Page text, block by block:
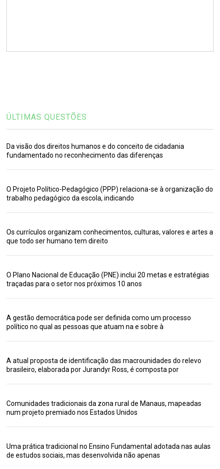
ÚLTIMAS QUESTÕES
Da visão dos direitos humanos e do conceito de cidadania
fundamentado no reconhecimento das diferenças
O Projeto Político-Pedagógico (PPP) relaciona-se à organização do
trabalho pedagógico da escola, indicando
Os currículos organizam conhecimentos, culturas, valores e artes a
que todo ser humano tem direito
O Plano Nacional de Educação (PNE) inclui 20 metas e estratégias
traçadas para o setor nos próximos 10 anos
A gestão democrática pode ser definida como um processo
político no qual as pessoas que atuam na e sobre à
A atual proposta de identificação das macrounidades do relevo
brasileiro, elaborada por Jurandyr Ross, é composta por
Comunidades tradicionais da zona rural de Manaus, mapeadas
num projeto premiado nos Estados Unidos
Uma prática tradicional no Ensino Fundamental adotada nas aulas
de estudos sociais, mas desenvolvida não apenas